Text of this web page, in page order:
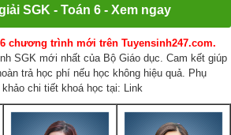
SGK - Toán 6 - Xem ngay
chương trình mới trên Tuyensinh247.com.
SGK mới nhất của Bộ Giáo dục. Cam kết giúp
trả học phí nếu học không hiệu quả. Phụ
chi tiết khoá học tại: Link